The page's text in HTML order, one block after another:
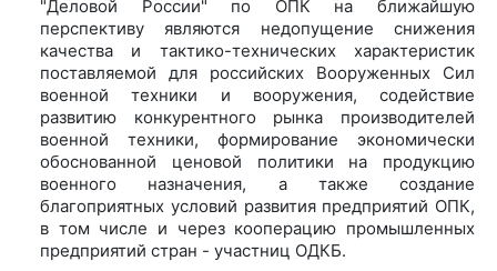
"Деловой России" по ОПК на ближайшую
перспективу являются недопущение снижения
качества и тактико-технических характеристик
поставляемой для российских Вооруженных Сил
военной техники и вооружения, содействие
развитию конкурентного рынка производителей
военной техники, формирование экономически
обоснованной ценовой политики на продукцию
военного назначения, а также создание
благоприятных условий развития предприятий ОПК,
в том числе и через кооперацию промышленных
предприятий стран - участниц ОДКБ.